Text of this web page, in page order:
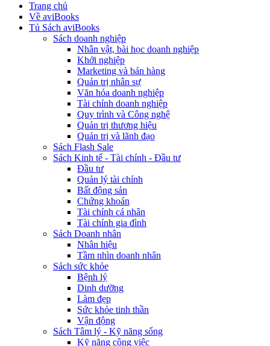
Trang chủ
Về aviBooks
Tủ Sách aviBooks
Sách doanh nghiệp
Nhân vật, bài học doanh nghiệp
Khởi nghiệp
Marketing và bán hàng
Quản trị nhân sự
Văn hóa doanh nghiệp
Tài chính doanh nghiệp
Quy trình và Công nghệ
Quản trị thương hiệu
Quản trị và lãnh đạo
Sách Flash Sale
Sách Kinh tế - Tài chính - Đầu tư
Đầu tư
Quản lý tài chính
Bất động sản
Chứng khoán
Tài chính cá nhân
Tài chính gia đình
Sách Doanh nhân
Nhân hiệu
Tầm nhìn doanh nhân
Sách sức khỏe
Bệnh lý
Dinh dưỡng
Làm đẹp
Sức khỏe tinh thần
Vận động
Sách Tâm lý - Kỹ năng sống
Kỹ năng công việc